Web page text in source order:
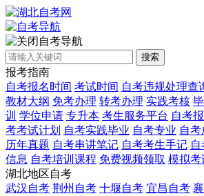
自考导航
搜索
报考指南
自考报名时间 考试时间 自考违规处理查
教材大纲 免考办理 转考办理 实践考核
训 学位申请 专升本 考生服务平台 自考
考考试计划 自考实践毕业 自考专业 自
历年真题 自考串讲笔记 自考考生手记
信息 自考培训课程 免费视频领取 模拟考
湖北地区自考
武汉自考 荆州自考 十堰自考 宜昌自考